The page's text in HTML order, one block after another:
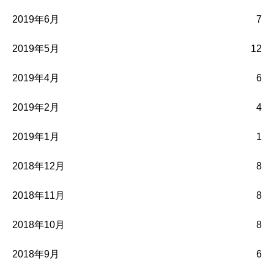
2019年6月 7
2019年5月 12
2019年4月 6
2019年2月 4
2019年1月 1
2018年12月 8
2018年11月 8
2018年10月 8
2018年9月 6